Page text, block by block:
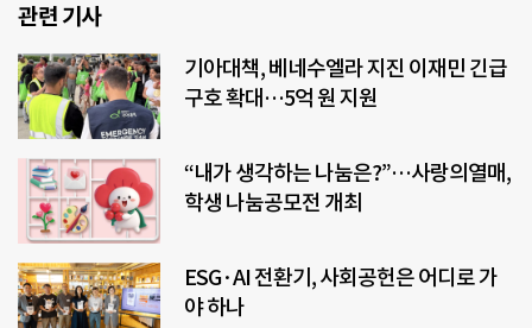
관련 기사
기아대책, 베네수엘라 지진 이재민 긴급
구호 확대…5억 원 지원
“내가 생각하는 나눔은?”…사랑의열매,
학생 나눔공모전 개최
ESG·AI 전환기, 사회공헌은 어디로 가
야 하나